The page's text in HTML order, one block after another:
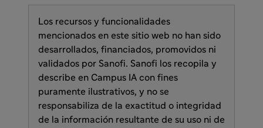
Los recursos y funcionalidades
mencionados en este sitio web no han sido
desarrollados, financiados, promovidos ni
validados por Sanofi. Sanofi los recopila y
describe en Campus IA con fines
puramente ilustrativos, y no se
responsabiliza de la exactitud o integridad
de la información resultante de su uso ni de